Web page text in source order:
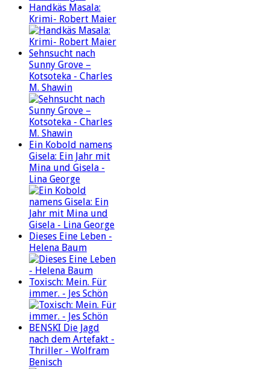
Handkäs Masala:
Krimi- Robert Maier
Sehnsucht nach
Sunny Grove –
Kotsoteka - Charles
M. Shawin
Ein Kobold namens
Gisela: Ein Jahr mit
Mina und Gisela -
Lina George
Dieses Eine Leben -
Helena Baum
Toxisch: Mein. Für
immer. - Jes Schön
BENSKI Die Jagd
nach dem Artefakt -
Thriller - Wolfram
Benisch